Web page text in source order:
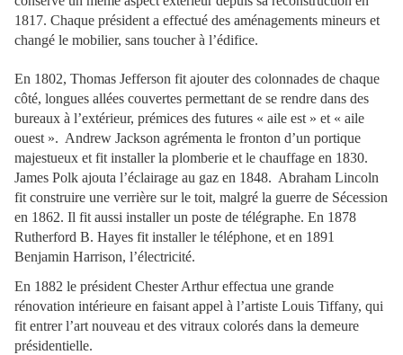
1817. Chaque président a effectué des aménagements mineurs et
changé le mobilier, sans toucher à l’édifice.
En 1802, Thomas Jefferson fit ajouter des colonnades de chaque
côté, longues allées couvertes permettant de se rendre dans des
bureaux à l’extérieur, prémices des futures « aile est » et « aile
ouest ». Andrew Jackson agrémenta le fronton d’un portique
majestueux et fit installer la plomberie et le chauffage en 1830.
James Polk ajouta l’éclairage au gaz en 1848. Abraham Lincoln
fit construire une verrière sur le toit, malgré la guerre de Sécession
en 1862. Il fit aussi installer un poste de télégraphe. En 1878
Rutherford B. Hayes fit installer le téléphone, et en 1891
Benjamin Harrison, l’électricité.
En 1882 le président Chester Arthur effectua une grande
rénovation intérieure en faisant appel à l’artiste Louis Tiffany, qui
fit entrer l’art nouveau et des vitraux colorés dans la demeure
présidentielle.